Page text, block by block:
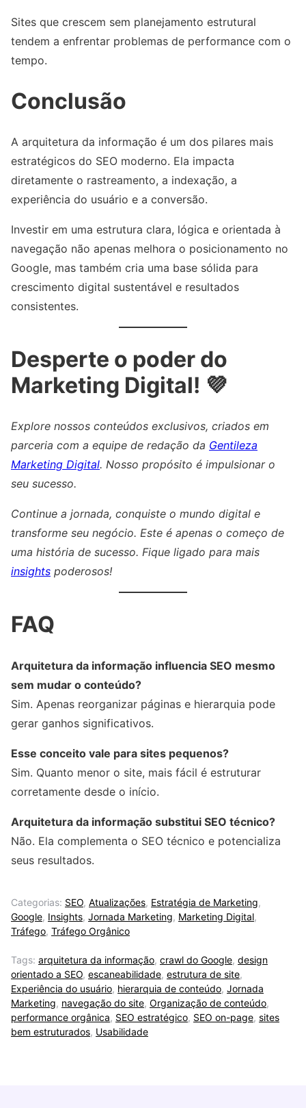
Sites que crescem sem planejamento estrutural
tendem a enfrentar problemas de performance com o
tempo.
Conclusão
A arquitetura da informação é um dos pilares mais
estratégicos do SEO moderno. Ela impacta
diretamente o rastreamento, a indexação, a
experiência do usuário e a conversão.
Investir em uma estrutura clara, lógica e orientada à
navegação não apenas melhora o posicionamento no
Google, mas também cria uma base sólida para
crescimento digital sustentável e resultados
consistentes.
Desperte o poder do
Marketing Digital! 💜
Explore nossos conteúdos exclusivos, criados em
parceria com a equipe de redação da Gentileza
Marketing Digital. Nosso propósito é impulsionar o
seu sucesso.
Continue a jornada, conquiste o mundo digital e
transforme seu negócio. Este é apenas o começo de
uma história de sucesso. Fique ligado para mais
insights poderosos!
FAQ
Arquitetura da informação influencia SEO mesmo
sem mudar o conteúdo?
Sim. Apenas reorganizar páginas e hierarquia pode
gerar ganhos significativos.
Esse conceito vale para sites pequenos?
Sim. Quanto menor o site, mais fácil é estruturar
corretamente desde o início.
Arquitetura da informação substitui SEO técnico?
Não. Ela complementa o SEO técnico e potencializa
seus resultados.
Categorias: SEO, Atualizações, Estratégia de Marketing,
Google, Insights, Jornada Marketing, Marketing Digital,
Tráfego, Tráfego Orgânico
Tags: arquitetura da informação, crawl do Google, design
orientado a SEO, escaneabilidade, estrutura de site,
Experiência do usuário, hierarquia de conteúdo, Jornada
Marketing, navegação do site, Organização de conteúdo,
performance orgânica, SEO estratégico, SEO on-page, sites
bem estruturados, Usabilidade